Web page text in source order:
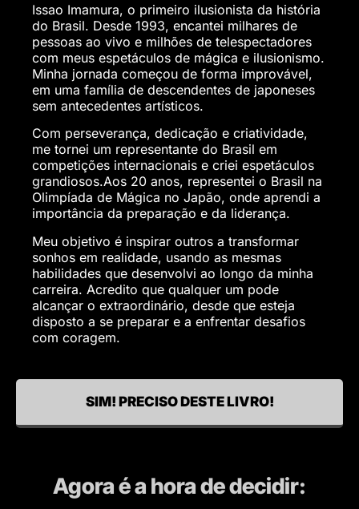
Issao Imamura, o primeiro ilusionista da história
do Brasil. Desde 1993, encantei milhares de
pessoas ao vivo e milhões de telespectadores
com meus espetáculos de mágica e ilusionismo.
Minha jornada começou de forma improvável,
em uma família de descendentes de japoneses
sem antecedentes artísticos.
Com perseverança, dedicação e criatividade,
me tornei um representante do Brasil em
competições internacionais e criei espetáculos
grandiosos.Aos 20 anos, representei o Brasil na
Olimpíada de Mágica no Japão, onde aprendi a
importância da preparação e da liderança.
Meu objetivo é inspirar outros a transformar
sonhos em realidade, usando as mesmas
habilidades que desenvolvi ao longo da minha
carreira. Acredito que qualquer um pode
alcançar o extraordinário, desde que esteja
disposto a se preparar e a enfrentar desafios
com coragem.
SIM! PRECISO DESTE LIVRO!
Agora é a hora de decidir: